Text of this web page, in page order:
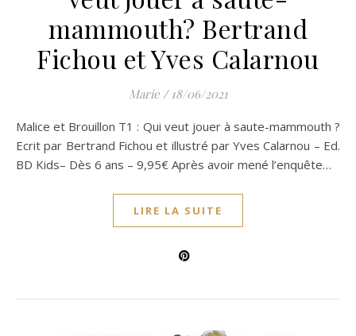
mammouth? Bertrand
Fichou et Yves Calarnou
Marie / 18/06/2021
Malice et Brouillon T1 : Qui veut jouer à saute-mammouth ?
Ecrit par Bertrand Fichou et illustré par Yves Calarnou – Ed.
BD Kids– Dès 6 ans – 9,95€ Après avoir mené l’enquête…
LIRE LA SUITE